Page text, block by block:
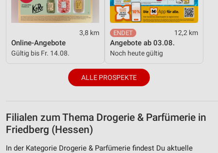
3,8 km
Online-Angebote
Gültig bis Fr. 14.08.
12,2 km
Angebote ab 03.08.
Noch heute gültig
ALLE PROSPEKTE
Filialen zum Thema Drogerie & Parfümerie in
Friedberg (Hessen)
In der Kategorie Drogerie & Parfümerie findest Du aktuelle